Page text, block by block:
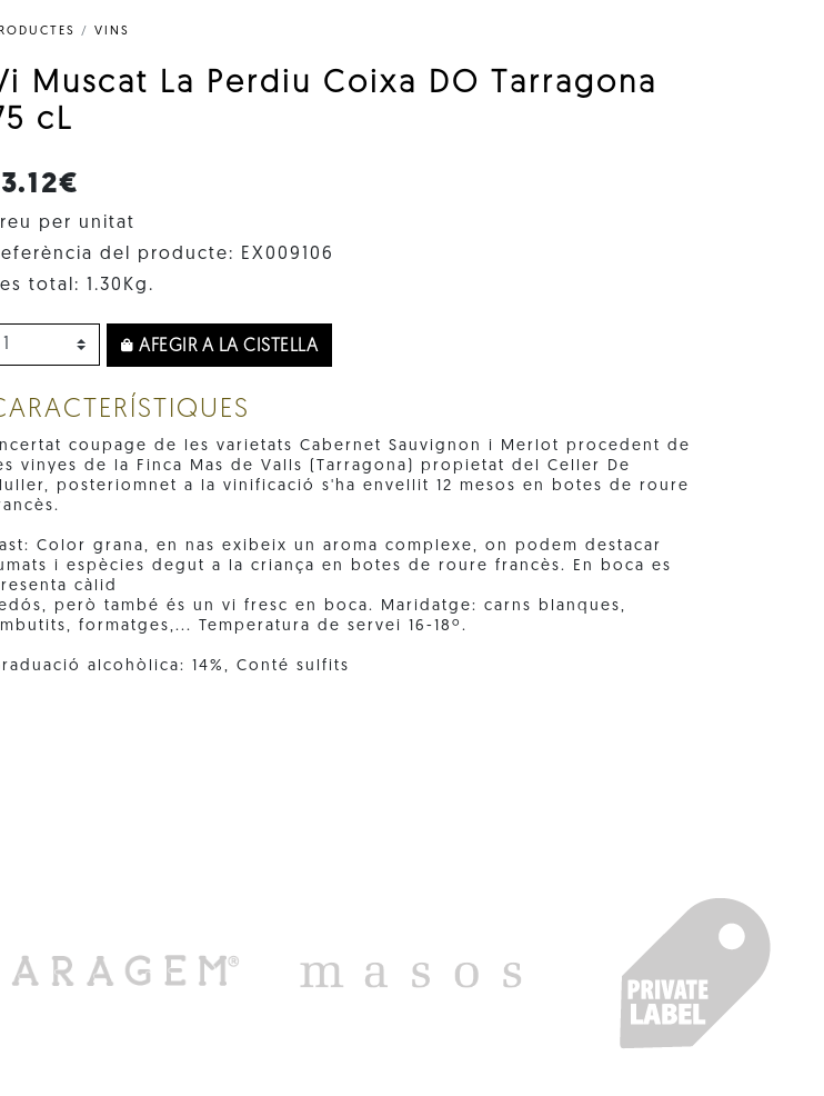
/ VINS
Muscat La Perdiu Coixa DO Tarragona
cL
per unitat
del producte: EX009106
total: 1.30Kg.
AFEGIR A LA CISTELLA
coupage de les varietats Cabernet Sauvignon i Merlot procedent de
vinyes de la Finca Mas de Valls (Tarragona) propietat del Celler De
posteriomnet a la vinificació s'ha envellit 12 mesos en botes de roure
Color grana, en nas exibeix un aroma complexe, on podem destacar
i espècies degut a la criança en botes de roure francès. En boca es
càlid
però també és un vi fresc en boca. Maridatge: carns blanques,
formatges,... Temperatura de servei 16-18º.
alcohòlica: 14%, Conté sulfits